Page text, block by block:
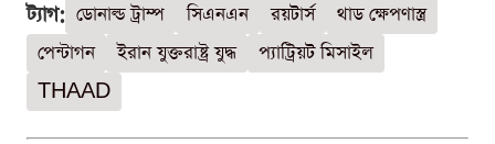
ট্যাগ: ডোনাল্ড ট্রাম্প সিএনএন রয়টার্স
থাড ক্ষেপণাস্ত্র
পেন্টাগন
ইরান যুক্তরাষ্ট্র যুদ্ধ
প্যাট্রিয়ট মিসাইল
THAAD